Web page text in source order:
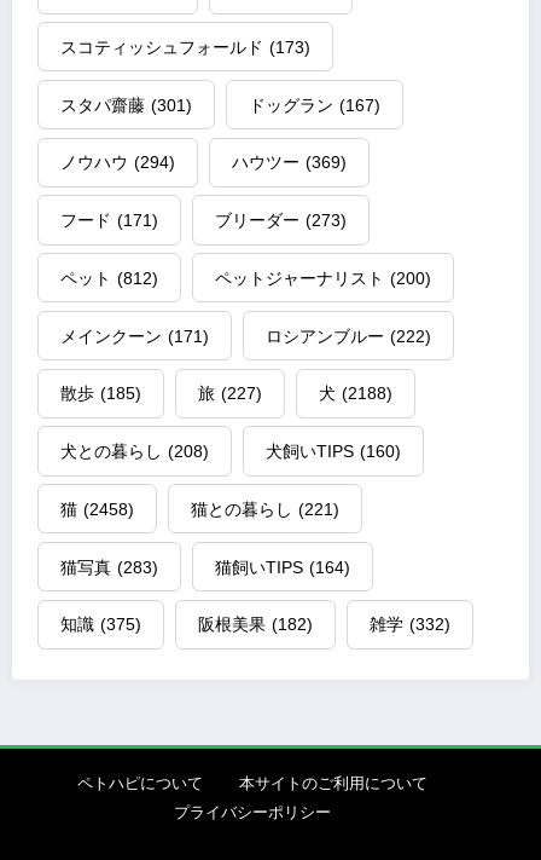
スコティッシュフォールド (173)
スタパ齋藤 (301) ドッグラン (167)
ノウハウ (294) ハウツー (369)
フード (171) ブリーダー (273)
ペット (812) ペットジャーナリスト (200)
メインクーン (171) ロシアンブルー (222)
散歩 (185) 旅 (227) 犬 (2188)
犬との暮らし (208) 犬飼いTIPS (160)
猫 (2458) 猫との暮らし (221)
猫写真 (283) 猫飼いTIPS (164)
知識 (375) 阪根美果 (182) 雑学 (332)
ペトハピについて
本サイトのご利用について
プライバシーポリシー